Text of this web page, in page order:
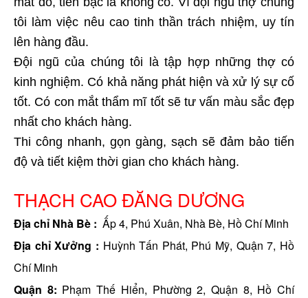
tôi làm việc nêu cao tinh thần trách nhiệm, uy tín
lên hàng đầu.
Đội ngũ của chúng tôi là tập hợp những thợ có
kinh nghiệm. Có khả năng phát hiện và xử lý sự cố
tốt. Có con mắt thẩm mĩ tốt sẽ tư vấn màu sắc đẹp
nhất cho khách hàng.
Thi công nhanh, gọn gàng, sạch sẽ đảm bảo tiến
độ và tiết kiệm thời gian cho khách hàng.
THẠCH CAO ĐĂNG DƯƠNG
Địa chỉ Nhà Bè : Ấp 4, Phú Xuân, Nhà Bè, Hồ Chí Minh
Địa chỉ Xưởng : Huỳnh Tấn Phát, Phú Mỹ, Quận 7, Hồ
Chí Minh
Quận 8: Phạm Thế Hiển, Phường 2, Quận 8, Hồ Chí